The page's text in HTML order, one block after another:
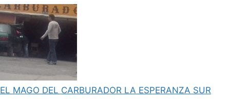
EL MAGO DEL CARBURADOR LA ESPERANZA SUR